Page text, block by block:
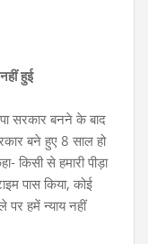
हुई
सरकार बनने के बाद
बने हुए 8 साल हो
किसी से हमारी पीड़ा
पास किया, कोई
पर हमें न्याय नहीं